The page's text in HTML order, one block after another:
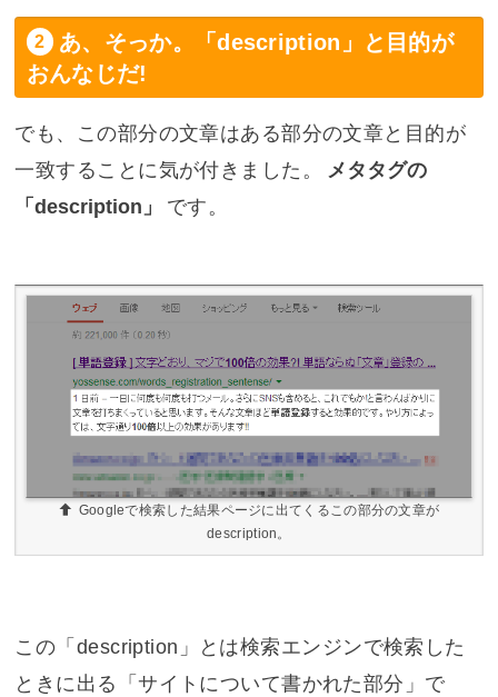
あ、そっか。「description」と目的が
おんなじだ!
でも、この部分の文章はある部分の文章と目的が
一致することに気が付きました。
メタタグの
「description」
です。
Googleで検索した結果ページに出てくるこの部分の文章が
description。
この「description」とは検索エンジンで検索した
ときに出る「サイトについて書かれた部分」で